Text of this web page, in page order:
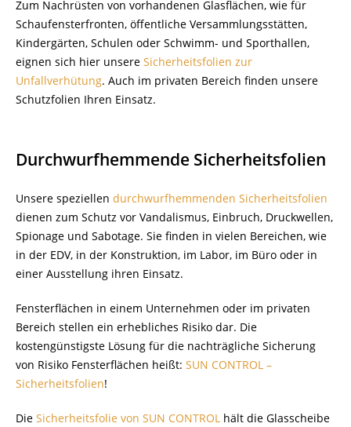
Zum Nachrüsten von vorhandenen Glasflächen, wie für
Schaufensterfronten, öffentliche Versammlungsstätten,
Kindergärten, Schulen oder Schwimm- und Sporthallen,
eignen sich hier unsere Sicherheitsfolien zur
Unfallverhütung. Auch im privaten Bereich finden unsere
Schutzfolien Ihren Einsatz.
Durchwurfhemmende Sicherheitsfolien
Unsere speziellen durchwurfhemmenden Sicherheitsfolien
dienen zum Schutz vor Vandalismus, Einbruch, Druckwellen,
Spionage und Sabotage. Sie finden in vielen Bereichen, wie
in der EDV, in der Konstruktion, im Labor, im Büro oder in
einer Ausstellung ihren Einsatz.
Fensterflächen in einem Unternehmen oder im privaten
Bereich stellen ein erhebliches Risiko dar. Die
kostengünstigste Lösung für die nachträgliche Sicherung
von Risiko Fensterflächen heißt: SUN CONTROL –
Sicherheitsfolien!
Die Sicherheitsfolie von SUN CONTROL hält die Glasscheibe